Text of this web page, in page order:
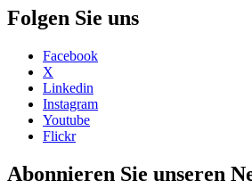
Folgen Sie uns
Facebook
X
Linkedin
Instagram
Youtube
Flickr
Abonnieren Sie unseren